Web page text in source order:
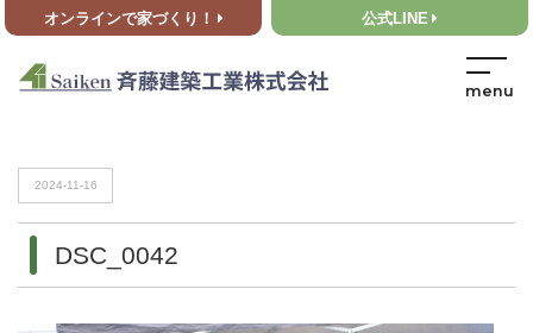
オンラインで家づくり！ 公式LINE
HOME>DSC_0042
2024-11-16
DSC_0042